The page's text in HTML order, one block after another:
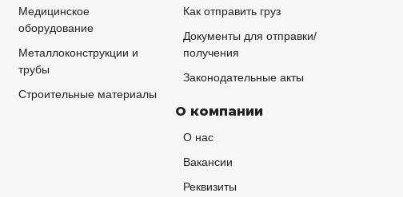
Медицинское
оборудование
Металлоконструкции и
трубы
Строительные материалы
Как отправить груз
Документы для отправки/
получения
Законодательные акты
О компании
О нас
Вакансии
Реквизиты